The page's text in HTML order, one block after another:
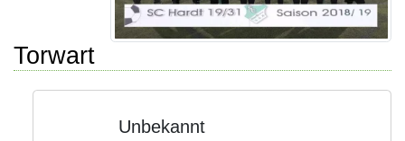
Torwart
Unbekannt